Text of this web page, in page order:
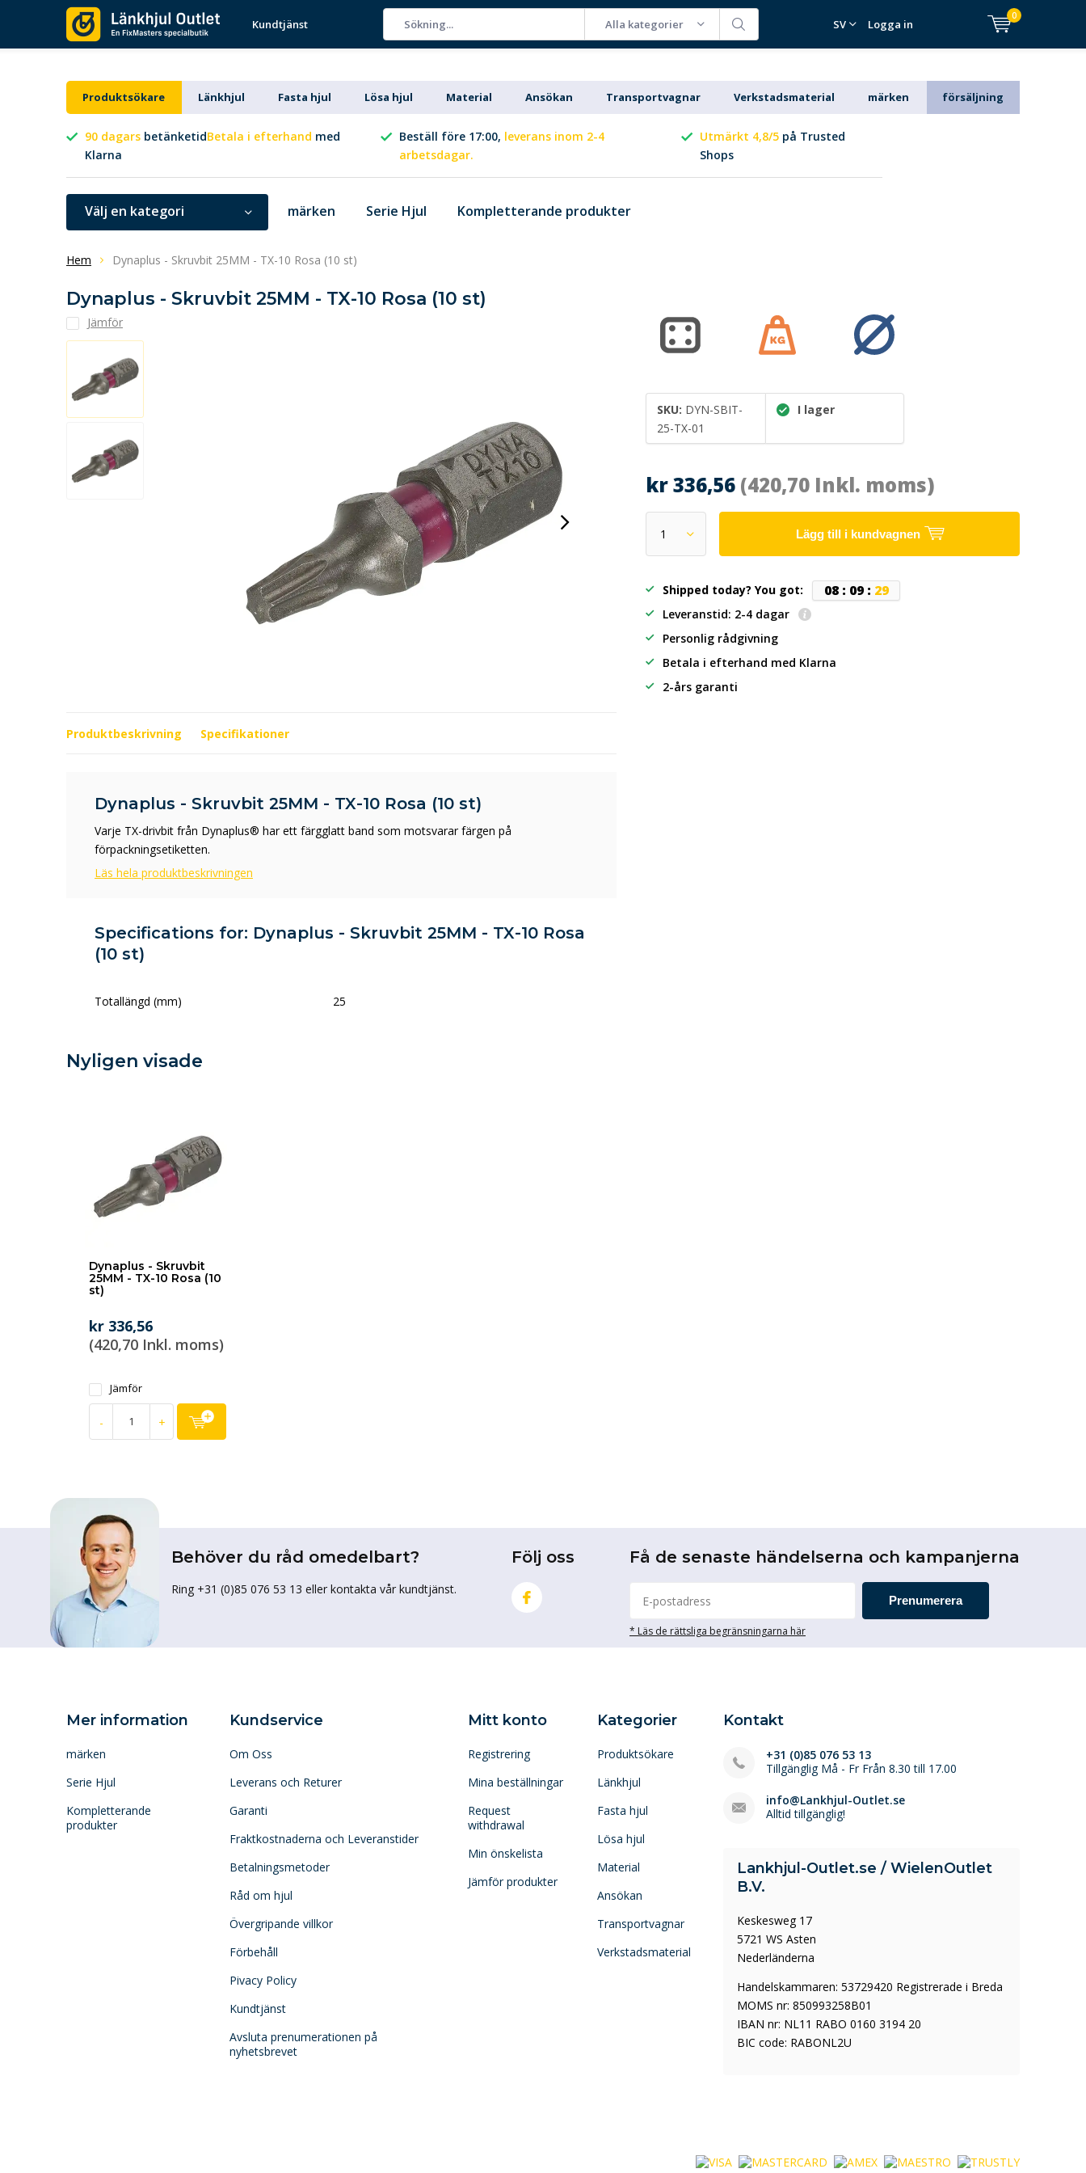
Kundtjänst Alla kategorier SV Logga in
0
Produktsökare Länkhjul Fasta hjul Lösa hjul Material Ansökan Transportvagnar Verkstadsmaterial märken försäljning
90 dagars betänketidBetala i efterhand med
Klarna
Beställ före 17:00, leverans inom 2-4
arbetsdagar.
Utmärkt 4,8/5 på Trusted
Shops
Välj en kategori märken Serie Hjul Kompletterande produkter
Hem Dynaplus - Skruvbit 25MM - TX-10 Rosa (10 st)
Dynaplus - Skruvbit 25MM - TX-10 Rosa (10 st)
Jämför
SKU: DYN-SBIT-
25-TX-01
I lager
kr 336,56 (420,70 Inkl. moms)
Lägg till i kundvagnen
Shipped today? You got: 08: 09: 29
Leveranstid: 2-4 dagar
Personlig rådgivning
Betala i efterhand med Klarna
2-års garanti
Produktbeskrivning Specifikationer
Dynaplus - Skruvbit 25MM - TX-10 Rosa (10 st)
Varje TX-drivbit från Dynaplus® har ett färgglatt band som motsvarar färgen på
förpackningsetiketten.
Läs hela produktbeskrivningen
Specifications for: Dynaplus - Skruvbit 25MM - TX-10 Rosa
(10 st)
Totallängd (mm) 25
Nyligen visade
Dynaplus - Skruvbit
25MM - TX-10 Rosa (10
st)
kr 336,56
(420,70 Inkl. moms)
Jämför
- +
Behöver du råd omedelbart?
Ring +31 (0)85 076 53 13 eller kontakta vår kundtjänst.
Följ oss Få de senaste händelserna och kampanjerna
Prenumerera
* Läs de rättsliga begränsningarna här
Mer information
märken
Serie Hjul
Kompletterande
produkter
Kundservice
Om Oss
Leverans och Returer
Garanti
Fraktkostnaderna och Leveranstider
Betalningsmetoder
Råd om hjul
Övergripande villkor
Förbehåll
Pivacy Policy
Kundtjänst
Avsluta prenumerationen på
nyhetsbrevet
Mitt konto
Registrering
Mina beställningar
Request
withdrawal
Min önskelista
Jämför produkter
Kategorier
Produktsökare
Länkhjul
Fasta hjul
Lösa hjul
Material
Ansökan
Transportvagnar
Verkstadsmaterial
Kontakt
+31 (0)85 076 53 13
Tillgänglig Må - Fr Från 8.30 till 17.00
info@Lankhjul-Outlet.se
Alltid tillgänglig!
Lankhjul-Outlet.se / WielenOutlet
B.V.
Keskesweg 17
5721 WS Asten
Nederländerna
Handelskammaren: 53729420 Registrerade i Breda
MOMS nr: 850993258B01
IBAN nr: NL11 RABO 0160 3194 20
BIC code: RABONL2U